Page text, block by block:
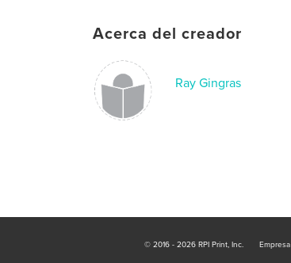
Acerca del creador
Ray Gingras
© 2016 - 2026 RPI Print, Inc. Empresa